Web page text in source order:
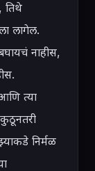
तिथे
लागेल.
नाहीस,
त्या
कुठूनतरी
निर्मळ